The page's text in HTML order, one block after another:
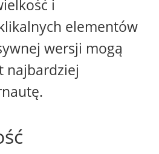
i
elementów
wersji mogą
najbardziej